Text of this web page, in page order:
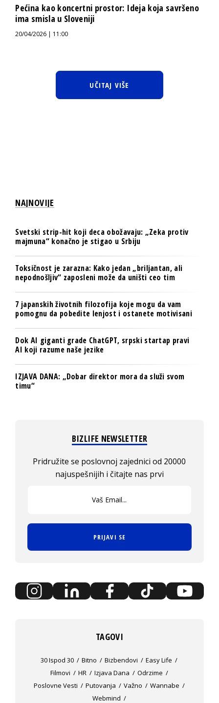
Pećina kao koncertni prostor: Ideja koja savršeno
ima smisla u Sloveniji
20/04/2026 | 11:00
UČITAJ VIŠE
NAJNOVIJE
Svetski strip-hit koji deca obožavaju: „Zeka protiv
majmuna“ konačno je stigao u Srbiju
Toksičnost je zarazna: Kako jedan „briljantan, ali
nepodnošljiv“ zaposleni može da uništi ceo tim
7 japanskih životnih filozofija koje mogu da vam
pomognu da pobedite lenjost i ostanete motivisani
Dok AI giganti grade ChatGPT, srpski startap pravi
AI koji razume naše jezike
IZJAVA DANA: „Dobar direktor mora da služi svom
timu“
BIZLIFE NEWSLETTER
Pridružite se poslovnoj zajednici od 20000
najuspešnijih i čitajte nas prvi
PRIJAVI SE
TAGOVI
30 Ispod 30 Bitno Bizbendovi
Easy Life
Filmovi
HR Izjava Dana
Odrzime
Poslovne Vesti
Putovanja Važno
Wannabe
Webmind